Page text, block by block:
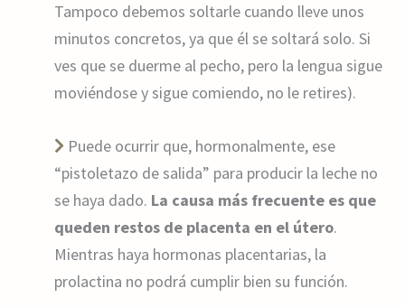
Tampoco debemos soltarle cuando lleve unos
minutos concretos, ya que él se soltará solo. Si
ves que se duerme al pecho, pero la lengua sigue
moviéndose y sigue comiendo, no le retires).
Puede ocurrir que, hormonalmente, ese
“pistoletazo de salida” para producir la leche no
se haya dado. La causa más frecuente es que
queden restos de placenta en el útero.
Mientras haya hormonas placentarias, la
prolactina no podrá cumplir bien su función.